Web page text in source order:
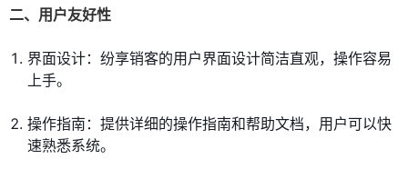
二、用户友好性
界面设计：纷享销客的用户界面设计简洁直观，操作容易
上手。
操作指南：提供详细的操作指南和帮助文档，用户可以快
速熟悉系统。